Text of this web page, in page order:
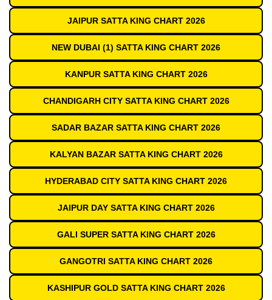
JAIPUR SATTA KING CHART 2026
NEW DUBAI (1) SATTA KING CHART 2026
KANPUR SATTA KING CHART 2026
CHANDIGARH CITY SATTA KING CHART 2026
SADAR BAZAR SATTA KING CHART 2026
KALYAN BAZAR SATTA KING CHART 2026
HYDERABAD CITY SATTA KING CHART 2026
JAIPUR DAY SATTA KING CHART 2026
GALI SUPER SATTA KING CHART 2026
GANGOTRI SATTA KING CHART 2026
KASHIPUR GOLD SATTA KING CHART 2026